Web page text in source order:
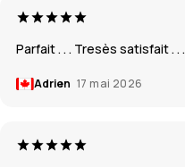
Parfait . . . Tresès satisfait . . .
Adrien 17 mai 2026